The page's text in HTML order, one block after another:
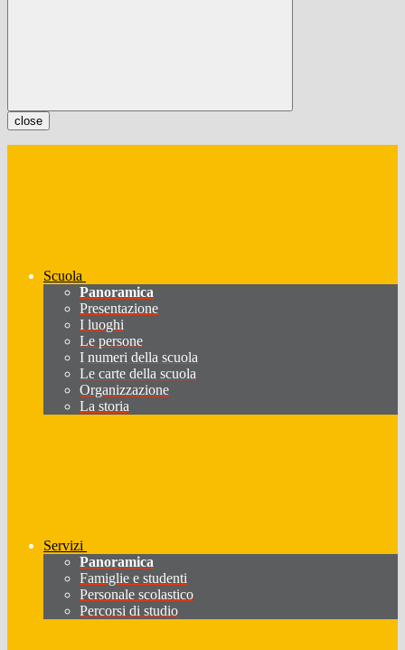
close
Scuola
Panoramica
Presentazione
I luoghi
Le persone
I numeri della scuola
Le carte della scuola
Organizzazione
La storia
Servizi
Panoramica
Famiglie e studenti
Personale scolastico
Percorsi di studio